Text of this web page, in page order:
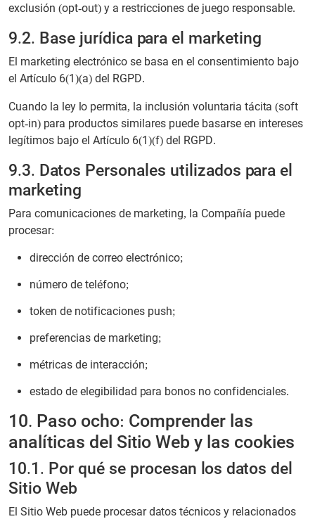
exclusión (opt-out) y a restricciones de juego responsable.
9.2. Base jurídica para el marketing
El marketing electrónico se basa en el consentimiento bajo
el Artículo 6(1)(a) del RGPD.
Cuando la ley lo permita, la inclusión voluntaria tácita (soft
opt-in) para productos similares puede basarse en intereses
legítimos bajo el Artículo 6(1)(f) del RGPD.
9.3. Datos Personales utilizados para el
marketing
Para comunicaciones de marketing, la Compañía puede
procesar:
dirección de correo electrónico;
número de teléfono;
token de notificaciones push;
preferencias de marketing;
métricas de interacción;
estado de elegibilidad para bonos no confidenciales.
10. Paso ocho: Comprender las
analíticas del Sitio Web y las cookies
10.1. Por qué se procesan los datos del
Sitio Web
El Sitio Web puede procesar datos técnicos y relacionados